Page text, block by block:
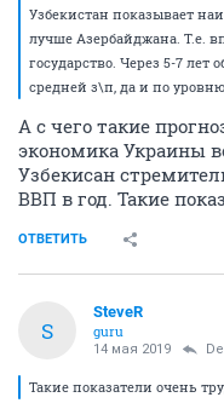
Узбекистан показывает
лучше Азербайджана. Т.е.
государство. Через 5-7
средней з\п, да и по
А с чего такие
экономика Украины
Узбекисан
ВВП в год. Такие
ОТВЕТИТЬ
S
SteveR
guru
14 мая 2019
Такие показатели очень